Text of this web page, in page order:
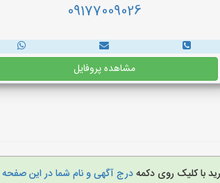
09177009026
مشاهده پروفایل
با کلیک روی دکمهدرج آگهی و نام شما در این صفحه